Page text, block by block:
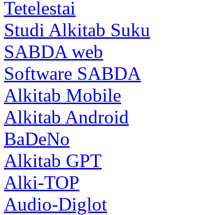
Tetelestai
Studi Alkitab Suku
SABDA web
Software SABDA
Alkitab Mobile
Alkitab Android
BaDeNo
Alkitab GPT
Alki-TOP
Audio-Diglot